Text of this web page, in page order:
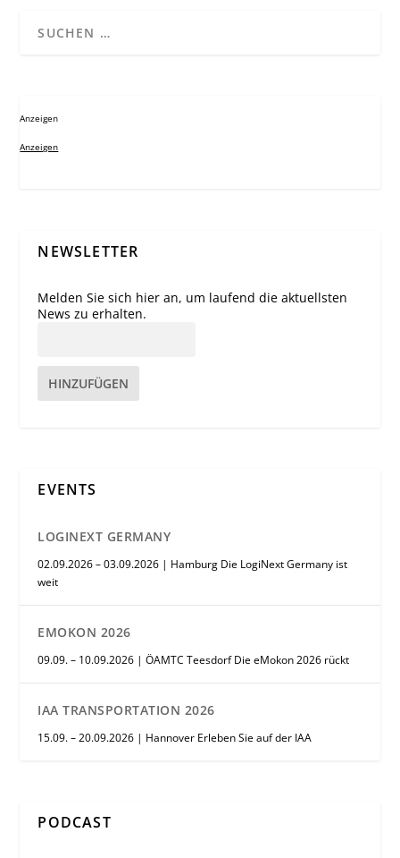
Anzeigen
Anzeigen
NEWSLETTER
Melden Sie sich hier an, um laufend die aktuellsten
News zu erhalten.
HINZUFÜGEN
EVENTS
LOGINEXT GERMANY
02.09.2026 – 03.09.2026 | Hamburg Die LogiNext Germany ist
weit
EMOKON 2026
09.09. – 10.09.2026 | ÖAMTC Teesdorf Die eMokon 2026 rückt
IAA TRANSPORTATION 2026
15.09. – 20.09.2026 | Hannover Erleben Sie auf der IAA
PODCAST